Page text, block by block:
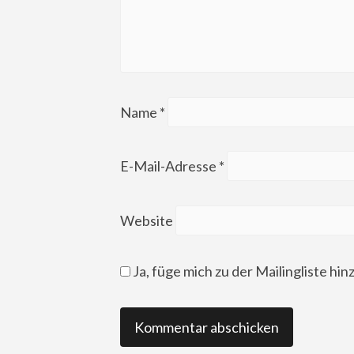
Name *
E-Mail-Adresse *
Website
Ja, füge mich zu der Mailingliste